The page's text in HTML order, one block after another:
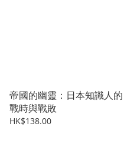
帝國的幽靈：日本知識人的
戰時與戰敗
HK$138.00